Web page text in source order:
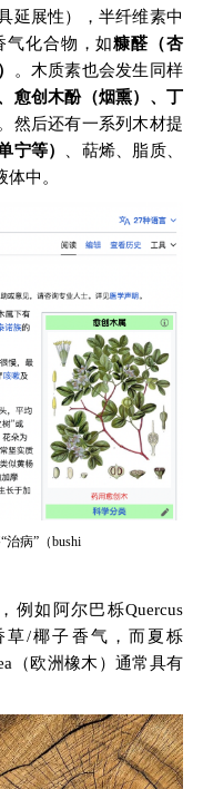
延展性），半纤维素中
气化合物，如糠醛（杏
。木质素也会发生同样
愈创木酚（烟熏）、丁
然后还有一系列木材提
宁等）
、萜烯、脂质、
中。
病”（bushi
例如阿尔巴栎Quercus
草/椰子香气，而夏栎
（欧洲橡木）通常具有